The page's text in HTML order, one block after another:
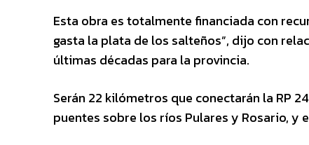
Esta obra es totalmente financiada con
gasta la plata de los salteños”, dijo con
últimas décadas para la provincia.
Serán 22 kilómetros que conectarán la RP
puentes sobre los ríos Pulares y Rosario, y